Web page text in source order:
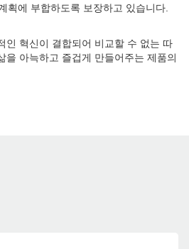
에 부합하도록 보장하고 있습니다.
인 혁신이 결합되어 비교할 수 없는 따
아늑하고 즐겁게 만들어주는 제품의